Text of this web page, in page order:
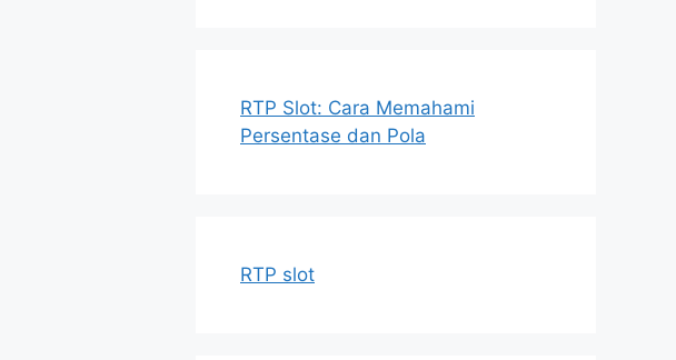
RTP Slot: Cara Memahami
Persentase dan Pola
RTP slot